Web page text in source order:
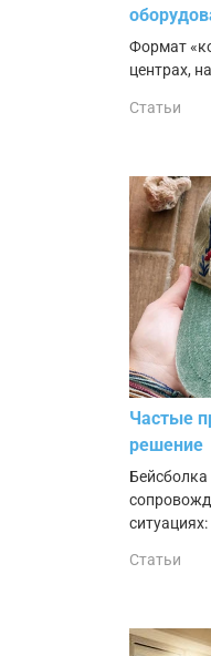
Формат
центрах,
Статьи
Частые
решение
Статьи